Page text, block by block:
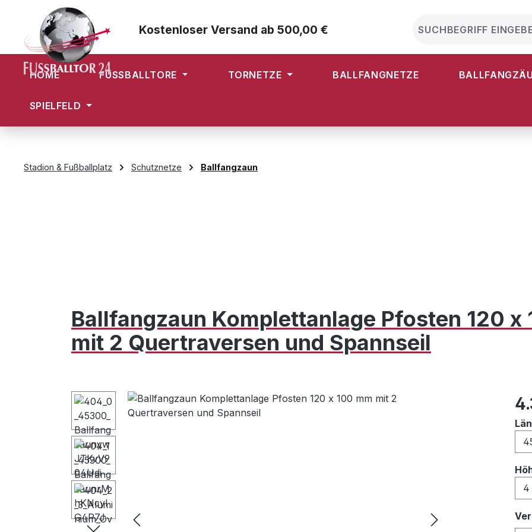
Hauptinhalt springen
Zur Suche springen
Zur Hauptnavigation springen
Kostenloser Versand ab 500,00 €
HOME FUSSBALLTORE TORNETZE BALLFANGNETZE
SPIELFELD
Stadion & Fußballplatz Schutznetze Ballfangzaun
Ballfangzaun Komplettanlage Pfosten 120 x
mit 2 Quertraversen und Spannseil
Bildergalerie überspringen